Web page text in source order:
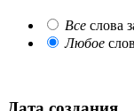
Все слова
Любое